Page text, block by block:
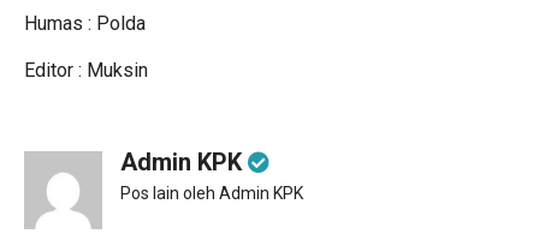
Humas : Polda
Editor : Muksin
Admin KPK
Pos lain oleh Admin KPK